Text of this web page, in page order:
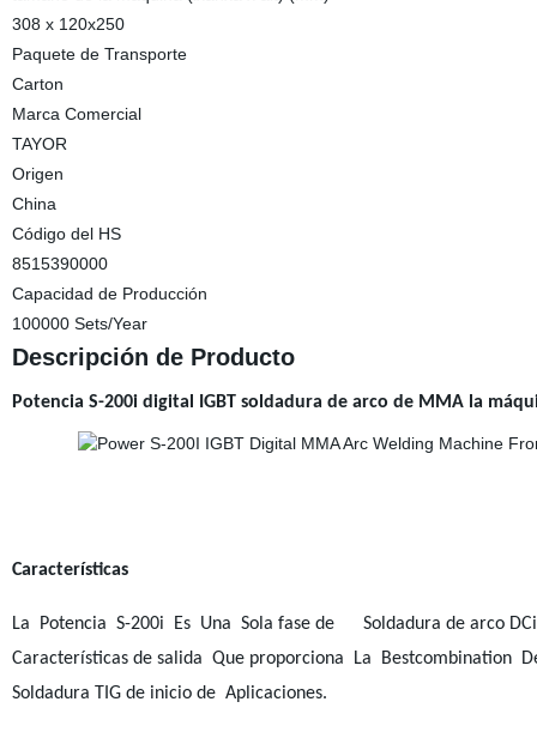
308 x 120x250
Paquete de Transporte
Carton
Marca Comercial
TAYOR
Origen
China
Código del HS
8515390000
Capacidad de Producción
100000 Sets/Year
Descripción de Producto
Potencia S-200i digital IGBT soldadura de arco de MMA la
Características
La Potencia S-200i Es Una Sola fase de Soldadura de arco
Características de salida Que proporciona La
Soldadura TIG de inicio de Aplicaciones.